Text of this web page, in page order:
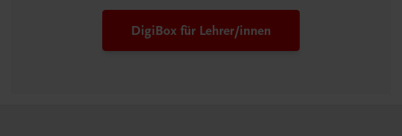
DigiBox für Lehrer/innen